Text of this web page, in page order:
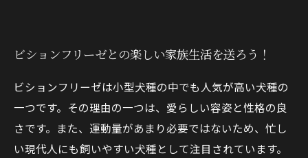
ビションフリーゼとの楽しい家族生活を送ろう！
ビションフリーゼは小型犬種の中でも人気が高い犬種の
一つです。その理由の一つは、愛らしい容姿と性格の良
さです。また、運動量があまり必要ではないため、忙し
い現代人にも飼いやすい犬種として注目されています。